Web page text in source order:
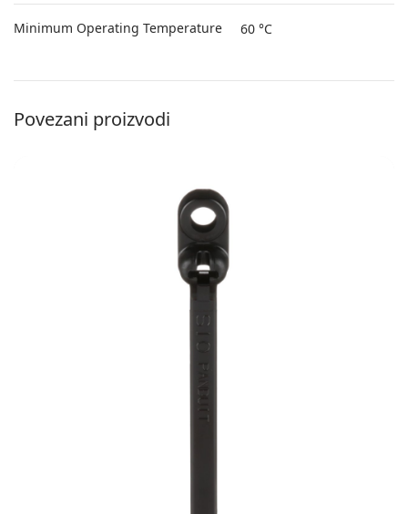
Minimum Operating Temperature 60 °C
Povezani proizvodi